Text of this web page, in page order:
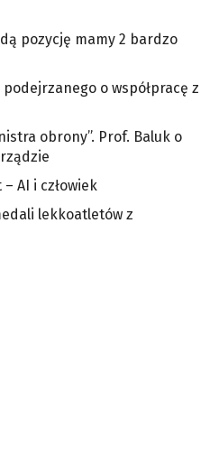
pozycję mamy 2 bardzo
o współpracę z
obrony”. Prof. Baluk o
AI i człowiek
lekkoatletów z